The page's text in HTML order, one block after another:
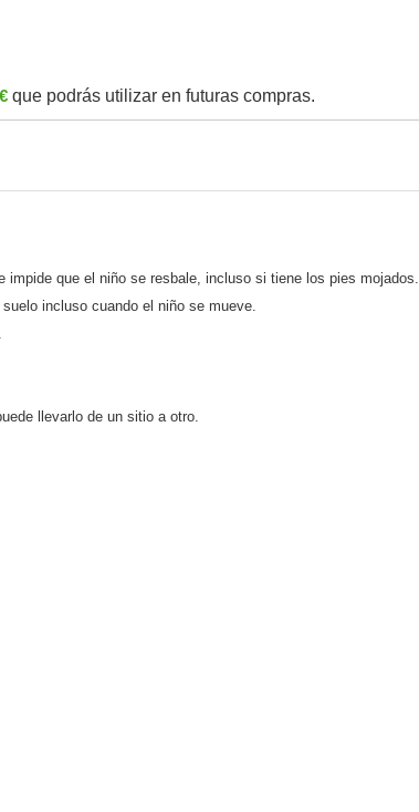
que podrás utilizar en futuras compras.
impide que el niño se resbale, incluso si tiene los pies mojados.
incluso cuando el niño se mueve.
llevarlo de un sitio a otro.